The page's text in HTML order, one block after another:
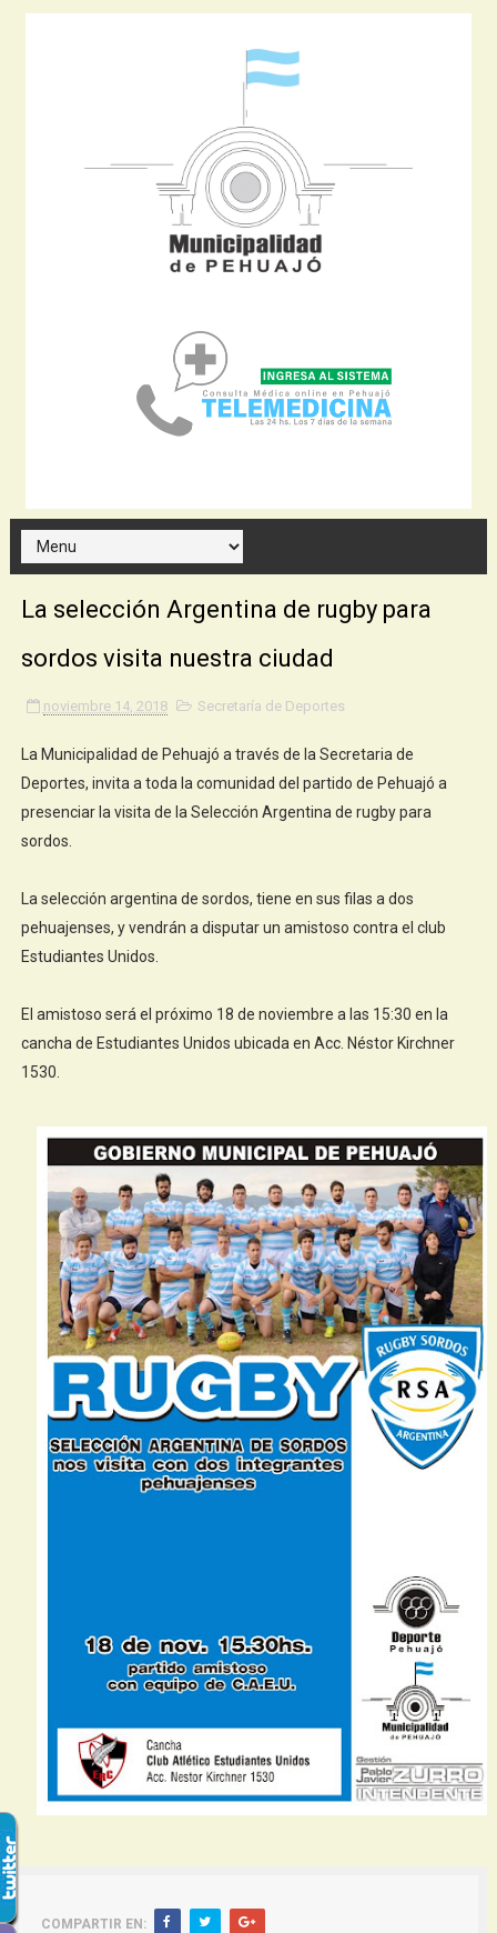
La selección Argentina de rugby para
sordos visita nuestra ciudad
noviembre 14, 2018 Secretaría de Deportes
La Municipalidad de Pehuajó a través de la Secretaria de
Deportes, invita a toda la comunidad del partido de Pehuajó a
presenciar la visita de la Selección Argentina de rugby para
sordos.
La selección argentina de sordos, tiene en sus filas a dos
pehuajenses, y vendrán a disputar un amistoso contra el club
Estudiantes Unidos.
El amistoso será el próximo 18 de noviembre a las 15:30 en la
cancha de Estudiantes Unidos ubicada en Acc. Néstor Kirchner
1530.
COMPARTIR EN: